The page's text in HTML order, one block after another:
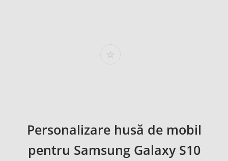
Personalizare husă de mobil
pentru Samsung Galaxy S10